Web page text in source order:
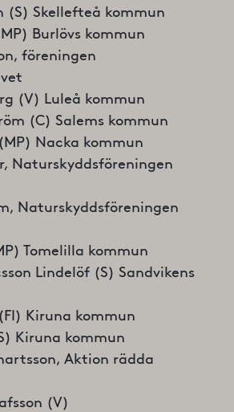
(S) Skellefteå kommun
Burlövs kommun
föreningen
(V) Luleå kommun
(C) Salems kommun
Nacka kommun
Naturskyddsföreningen
Naturskyddsföreningen
Tomelilla kommun
Lindelöf (S) Sandvikens
Kiruna kommun
Kiruna kommun
Aktion rädda
(V)